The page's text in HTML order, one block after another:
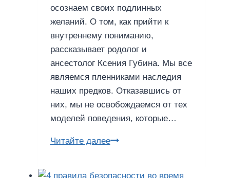
осознаем своих подлинных
желаний. О том, как прийти к
внутреннему пониманию,
рассказывает родолог и
ансестолог Ксения Губина. Мы все
являемся пленниками наследия
наших предков. Отказавшись от
них, мы не освобождаемся от тех
моделей поведения, которые…
Читайте далее5